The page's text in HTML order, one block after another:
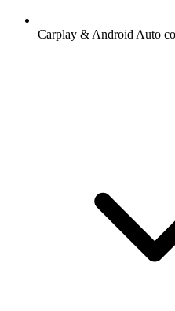
Carplay & Android Auto